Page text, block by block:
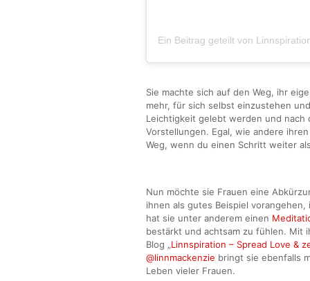
Ein Beitrag geteilt von
Sie machte sich auf den Weg, ihr
mehr, für sich selbst einzustehen
Leichtigkeit gelebt werden und nach
Vorstellungen. Egal, wie andere
Weg, wenn du einen Schritt weiter
Nun möchte sie Frauen eine
ihnen als gutes Beispiel
hat sie unter anderem einen
bestärkt und achtsam zu fühlen. Mit
Blog „ Linnspiration – Spread Love &
@linnmackenzie bringt sie ebenfalls
Leben vieler Frauen.